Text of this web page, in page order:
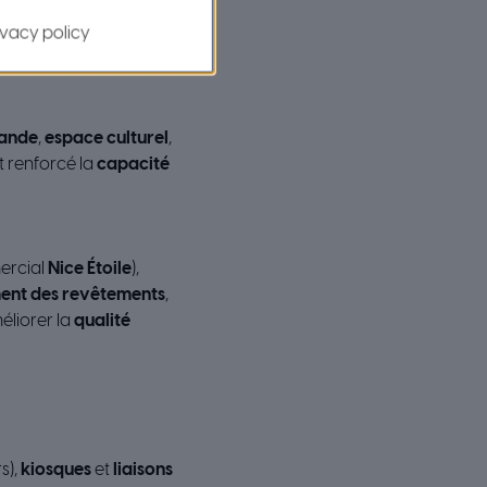
, lacirculation interne
,espace culturel,
renforcé la capacité
Nice Étoile),
des revêtements,
la qualité
kiosqueset liaisons
policy